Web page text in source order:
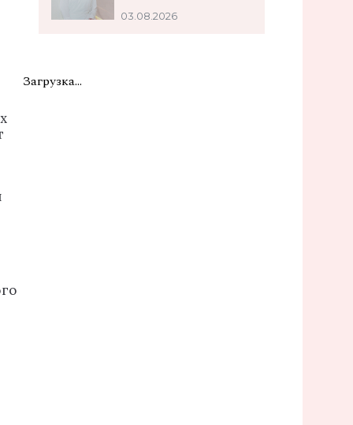
03.08.2026
Загрузка...